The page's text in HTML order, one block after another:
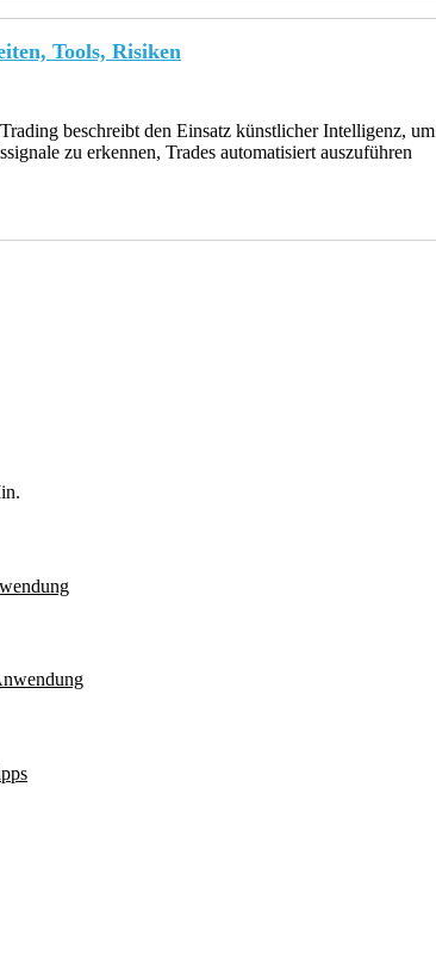
Tools, Risiken
beschreibt den Einsatz künstlicher Intelligenz, um
zu erkennen, Trades automatisiert auszuführen